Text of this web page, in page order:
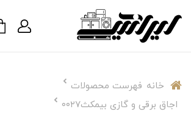
خانه فهرست محصولات
اجاق برقی و گازی بیمکث‌۰۰۲۷